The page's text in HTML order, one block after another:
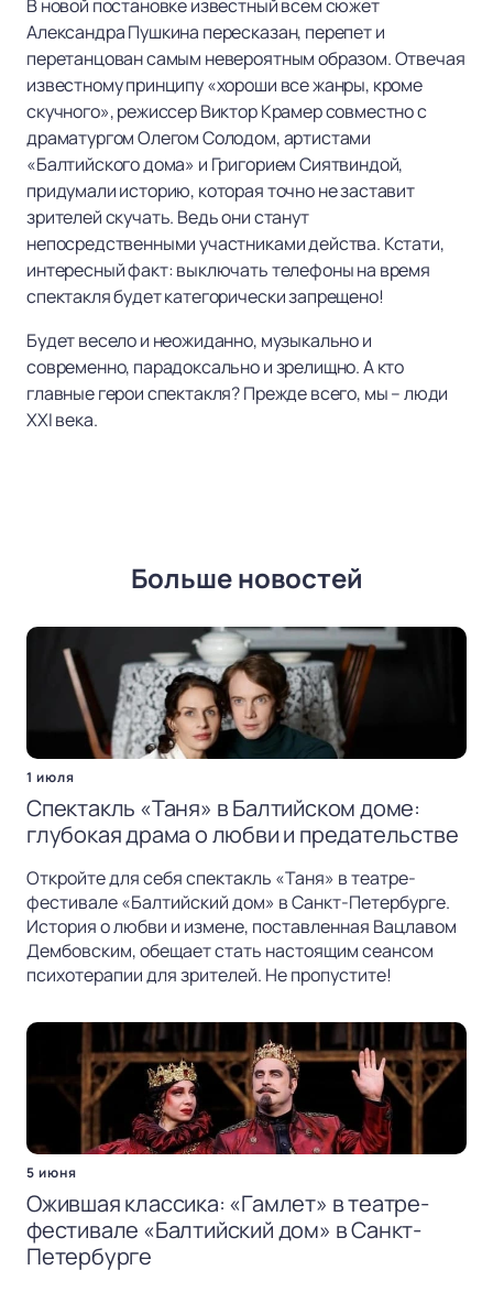
В новой постановке известный всем сюжет
Александра Пушкина пересказан, перепет и
перетанцован самым невероятным образом. Отвечая
известному принципу «хороши все жанры, кроме
скучного», режиссер Виктор Крамер совместно с
драматургом Олегом Солодом, артистами
«Балтийского дома» и Григорием Сиятвиндой,
придумали историю, которая точно не заставит
зрителей скучать. Ведь они станут
непосредственными участниками действа. Кстати,
интересный факт: выключать телефоны на время
спектакля будет категорически запрещено!
Будет весело и неожиданно, музыкально и
современно, парадоксально и зрелищно. А кто
главные герои спектакля? Прежде всего, мы – люди
XXI века.
Больше новостей
1 июля
Спектакль «Таня» в Балтийском доме:
глубокая драма о любви и предательстве
Откройте для себя спектакль «Таня» в театре-
фестивале «Балтийский дом» в Санкт-Петербурге.
История о любви и измене, поставленная Вацлавом
Дембовским, обещает стать настоящим сеансом
психотерапии для зрителей. Не пропустите!
5 июня
Ожившая классика: «Гамлет» в театре-
фестивале «Балтийский дом» в Санкт-
Петербурге